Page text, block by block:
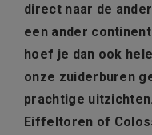
direct naar de
een ander
hoef je dan ook
onze zuiderburen
prachtige
Eiffeltoren of